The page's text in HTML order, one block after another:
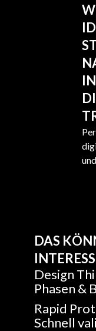
DAS
Design
Phasen &
Rapid
Schnell